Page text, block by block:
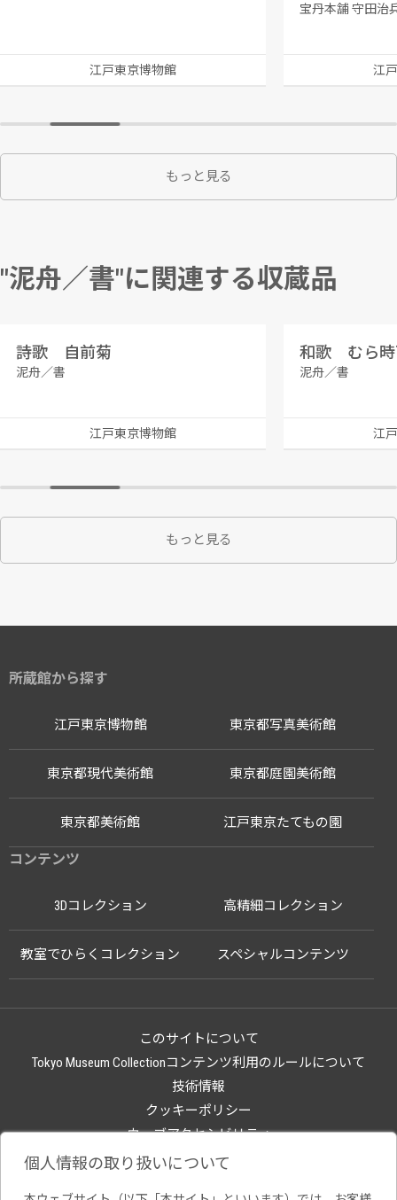
江戸東京博物館
宝丹本舗 守田治
江
もっと見る
"泥舟／書"に関連する収蔵品
詩歌 自前菊
泥舟／書
江戸東京博物館
和歌 むら時
泥舟／書
江
もっと見る
所蔵館から探す
江戸東京博物館
江戸東京たてもの園
東京都写真美術館
東京都現代美術館 東京都庭園美術館
東京都美術館
コンテンツ
3Dコレクション 高精細コレクション
教室でひらくコレクション スペシャルコンテンツ
このサイトについて
Tokyo Museum Collectionコンテンツ利用のルールについて
技術情報
クッキーポリシー
ウェブアクセシビリティ
関連サイト
個人情報の取り扱いについて